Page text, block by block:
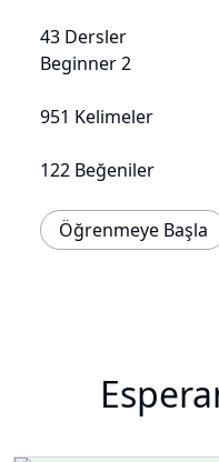
43 Dersler
Beginner 2
951 Kelimeler
122 Beğeniler
Öğrenmeye Başla